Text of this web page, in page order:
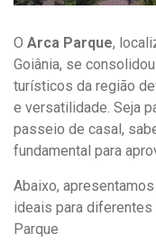
O Arca Parque,
Goiânia, se
turísticos da região
e versatilidade. Seja
passeio de casal,
fundamental para
Abaixo,
ideais para
Parque